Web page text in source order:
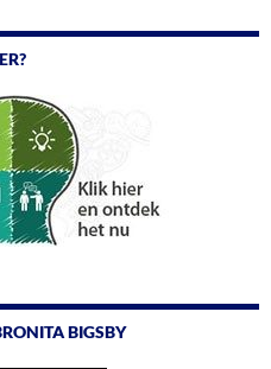
BIGSBY